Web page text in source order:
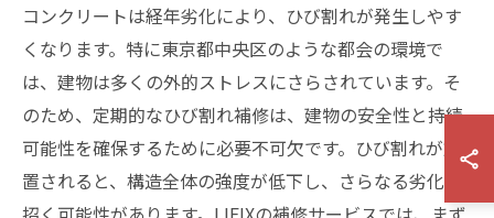
コンクリートは経年劣化により、ひび割れが発生しやす
くなります。特に東京都中央区のような都会の環境で
は、建物は多くの外的ストレスにさらされています。そ
のため、定期的なひび割れ補修は、建物の安全性と持続
可能性を確保するために必要不可欠です。ひび割れが放
置されると、構造全体の強度が低下し、さらなる劣化を